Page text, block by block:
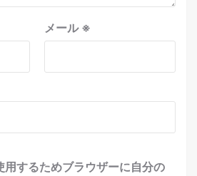
メール※
用するためブラウザーに自分の